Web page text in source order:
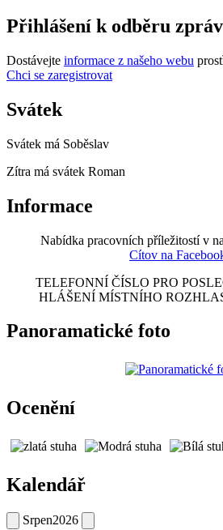
Přihlášení k odběru zpráv
Dostávejte informace z našeho webu
Chci se zaregistrovat
Svátek
Svátek má Soběslav
Zítra má svátek Roman
Informace
Nabídka pracovních příležitostí v
Cítov na
TELEFONNÍ ČÍSLO PRO
HLÁŠENÍ MÍSTNÍHO
Panoramatické foto
Ocenění
Kalendář
Srpen2026